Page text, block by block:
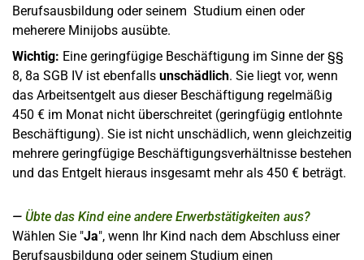
Berufsausbildung oder seinem Studium einen oder
meherere Minijobs ausübte.
Wichtig: Eine geringfügige Beschäftigung im Sinne der §§
8, 8a SGB IV ist ebenfalls unschädlich. Sie liegt vor, wenn
das Arbeitsentgelt aus dieser Beschäftigung regelmäßig
450 € im Monat nicht überschreitet (geringfügig entlohnte
Beschäftigung). Sie ist nicht unschädlich, wenn gleichzeitig
mehrere geringfügige Beschäftigungsverhältnisse bestehen
und das Entgelt hieraus insgesamt mehr als 450 € beträgt.
Übte das Kind eine andere Erwerbstätigkeiten aus?
Wählen Sie "Ja", wenn Ihr Kind nach dem Abschluss einer
Berufsausbildung oder seinem Studium einen